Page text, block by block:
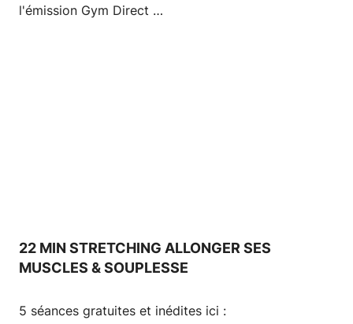
l'émission Gym Direct …
22 MIN STRETCHING ALLONGER SES
MUSCLES & SOUPLESSE
5 séances gratuites et inédites ici :